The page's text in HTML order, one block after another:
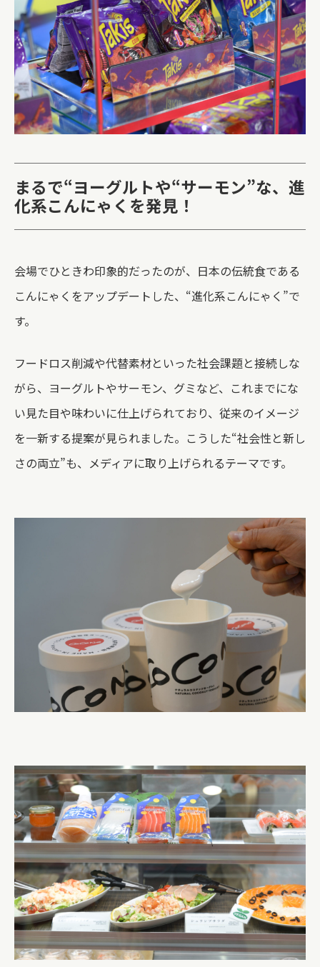
まるで“ヨーグルトや“サーモン”な、進
化系こんにゃくを発見！
会場でひときわ印象的だったのが、日本の伝統食である
こんにゃくをアップデートした、“進化系こんにゃく”で
す。
フードロス削減や代替素材といった社会課題と接続しな
がら、ヨーグルトやサーモン、グミなど、これまでにな
い見た目や味わいに仕上げられており、従来のイメージ
を一新する提案が見られました。 こうした“社会性と新し
さの両立”も、メディアに取り上げられるテーマです。